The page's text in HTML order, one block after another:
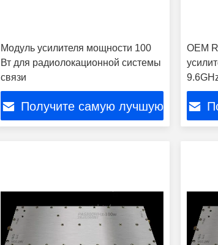
Модуль усилителя мощности 100
Вт для радиолокационной системы
связи
Получите самую лучшую
OEM